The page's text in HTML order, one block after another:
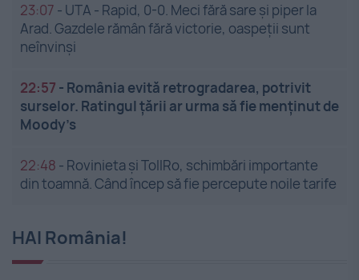
23:07 - UTA - Rapid, 0-0. Meci fără sare și piper la
Arad. Gazdele rămân fără victorie, oaspeții sunt
neînvinși
22:57 - România evită retrogradarea, potrivit
surselor. Ratingul țării ar urma să fie menținut de
Moody’s
22:48 - Rovinieta și TollRo, schimbări importante
din toamnă. Când încep să fie percepute noile tarife
HAI România!